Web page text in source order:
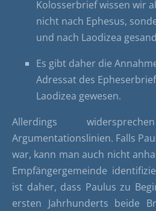
Kolosserbrief wissen wir
nicht nach Ephesus,
und nach Laodizea
Es gibt daher die
Adressat des
Laodizea gewesen.
Allerdings
Argumentationslinien. Falls
war, kann man auch nicht
Empfängergemeinde
ist daher, dass Paulus zu
ersten Jahrhunderts beide